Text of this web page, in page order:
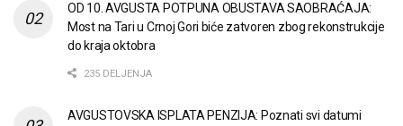
OD 10. AVGUSTA POTPUNA OBUSTAVA SAOBRAĆAJA:
Most na Tari u Crnoj Gori biće zatvoren zbog rekonstrukcije
do kraja oktobra
235 DELJENJA
AVGUSTOVSKA ISPLATA PENZIJA: Poznati svi datumi